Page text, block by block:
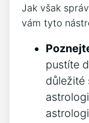
Jak však
vám tyto
pustíte
důležité